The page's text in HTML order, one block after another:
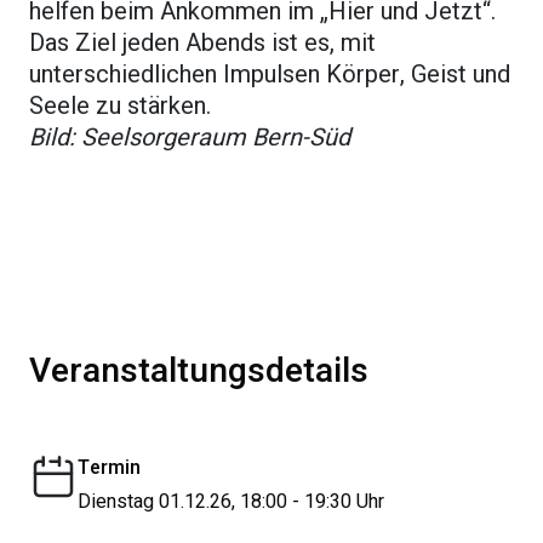
helfen beim Ankommen im „Hier und Jetzt“.
Das Ziel jeden Abends ist es, mit
unterschiedlichen Impulsen Körper, Geist und
Seele zu stärken.
Bild: Seelsorgeraum Bern-Süd
Veranstaltungsdetails
Termin
Dienstag 01.12.26, 18:00 - 19:30 Uhr